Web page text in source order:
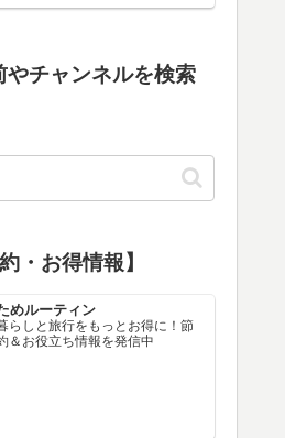
チャンネルを検索
・お得情報】
めルーティン
らしと旅行をもっとお得に！節
＆お役立ち情報を発信中